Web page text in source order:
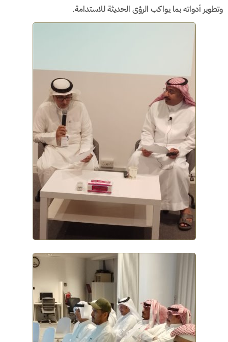
وتطوير أدواته بما يواكب الرؤى الحديثة للاستدامة.